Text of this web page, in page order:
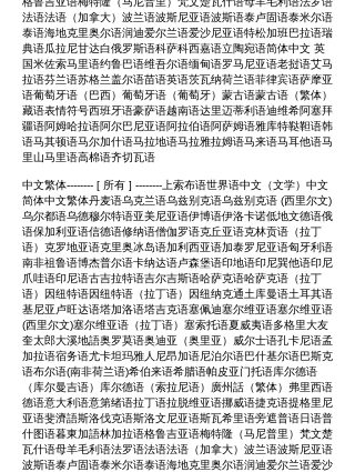
法语法语（加拿大）波兰语波斯尼亚语波斯语泰卢固语泰米尔语
泰语海地克里奥尔语润迪爱尔兰语爱沙尼亚语特松加班巴拉语瑞
典语瓜拉尼甘达白俄罗斯语科萨科西嘉语立陶宛语简体中文 英
国米佐索马里语约鲁巴语维吾尔语缅甸语罗马尼亚语老挝语艾马
拉语芬兰语苏格兰盖尔语苗语英语茨瓦纳荷兰语菲律宾语萨摩亚
语葡萄牙语（巴西）葡萄牙语（葡萄牙）蒙古语蒙古语（繁体）
藏语表情符号西班牙语豪萨语越南语达里迈蒂利语迪维希阿塞拜
疆语阿姆哈拉语阿尔巴尼亚语阿拉伯语阿萨姆语雅库特鞑靼语韩
语马其顿语马尔加什语马拉地语马拉雅拉姆语马来语马耳他语马
里山马里语高棉语齐切瓦语
中文繁体-------- [ 所有 ] --------上索布语世界语中文（文学）中文
简体中文繁体丹麦语乌克兰语乌兹别克语乌兹别克语 (西里尔文)
乌尔都语乌德穆尔特语亚美尼亚语伊博语伊洛卡诺低地文德语俄
语保加利亚语信德语修纳语僧伽罗语克丘亚语克林贡语（拉丁
语）克罗地亚语克里奥冰岛语加利西亚语加泰罗尼亚语匈牙利语
南非祖鲁语博杰普尔语卡纳达语卢森堡语印地语印尼巽他语印尼
爪哇语印尼语古吉拉特语吉尔吉斯语哈萨克语哈萨克语（拉丁
语）因纽特语因纽特语（拉丁语）因纽纳克通土库曼语土耳其语
基尼亚卢旺达语塔加洛语塔吉克语塞佩迪塞尔维亚语塞尔维亚语
(西里尔文)塞尔维亚语（拉丁语）塞索托语夏威夷语多格里大友
奎太郎大溪地語奥罗莫语奥迪亚（奥里亚）威尔士语孔卡尼语孟
加拉语宿务语尤卡坦玛雅人尼昂加语尼泊尔语巴什基尔语巴斯克
语布尔语(南非荷兰语)希伯来语希腊语帕皮亚门托语库尔德语
（库尔曼吉语）库尔德语（索拉尼语）廣州話（繁体）弗里西语
德语意大利语意第绪语拉丁语拉脱维亚语挪威语捷克语提格里尼
亚语斐濟語斯洛伐克语斯洛文尼亚语斯瓦希里语旁遮普语日语普
什图语暮東加語林加拉语格鲁吉亚语梅特隆（马尼普里）梵文楚
瓦什语母羊毛利语法罗语法语法语（加拿大）波兰语波斯尼亚语
波斯语泰卢固语泰米尔语泰语海地克里奥尔语润迪爱尔兰语爱沙